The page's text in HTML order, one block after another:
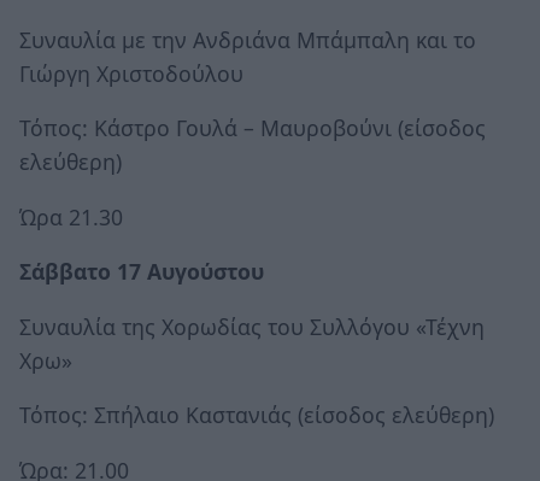
Συναυλία με την Ανδριάνα Μπάμπαλη και το
Γιώργη Χριστοδούλου
Τόπος: Κάστρο Γουλά – Μαυροβούνι (είσοδος
ελεύθερη)
Ώρα 21.30
Σάββατο 17 Αυγούστου
Συναυλία της Χορωδίας του Συλλόγου «Τέχνη
Χρω»
Τόπος: Σπήλαιο Καστανιάς (είσοδος ελεύθερη)
Ώρα: 21.00